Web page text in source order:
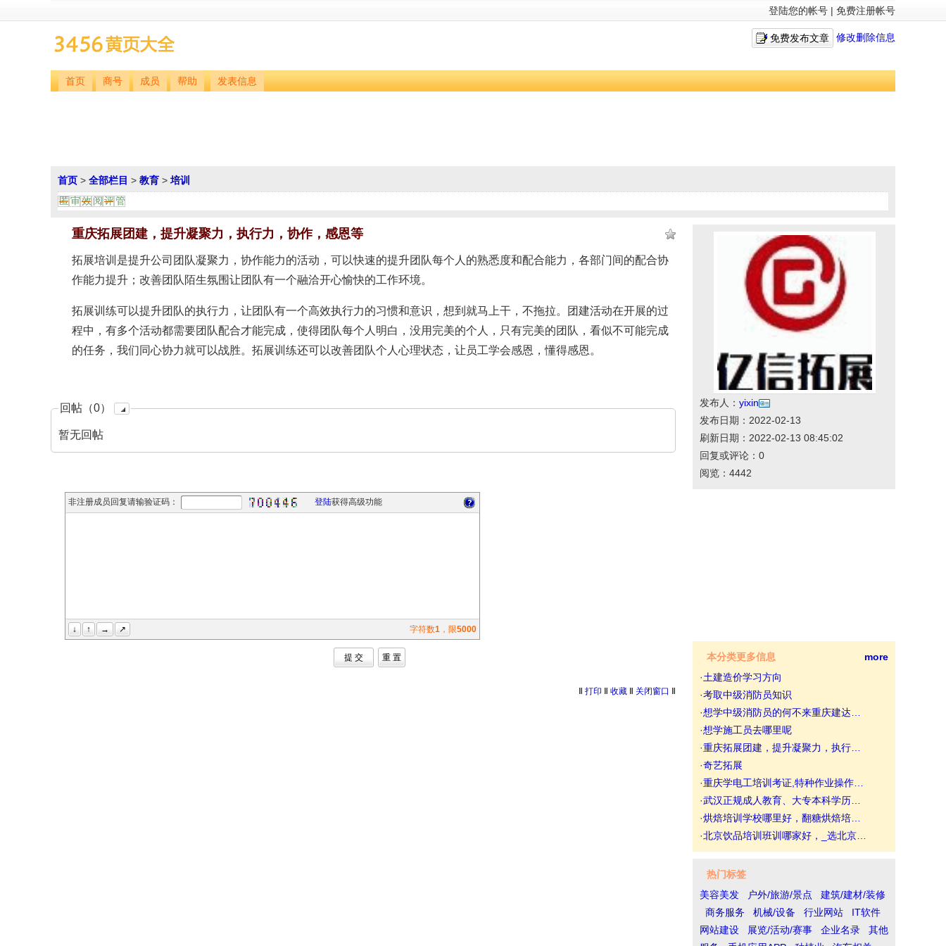
登陆您的帐号 | 免费注册帐号
免费发布文章 修改删除信息
首页 商号 成员 帮助 发表信息
首页 > 全部栏目 > 教育 >培训
匿 审 效 阅 评 管
重庆拓展团建，提升凝聚力，执行力，协作，感恩等
拓展培训是提升公司团队凝聚力，协作能力的活动，可以快速的提升团队每个人的熟悉度和配合能力，各部门间的配合协
作能力提升；改善团队陌生氛围让团队有一个融洽开心愉快的工作环境。
拓展训练可以提升团队的执行力，让团队有一个高效执行力的习惯和意识，想到就马上干，不拖拉。团建活动在开展的过
程中，有多个活动都需要团队配合才能完成，使得团队每个人明白，没用完美的个人，只有完美的团队，看似不可能完成
的任务，我们同心协力就可以战胜。拓展训练还可以改善团队个人心理状态，让员工学会感恩，懂得感恩。
回帖（0）
暂无回帖
非注册成员回复请输验证码： 登陆获得高级功能
字符数1 ，限5000
↓ ↑ → ↗
提 交 重 置
‖ 打印 ‖ 收藏 ‖ 关闭窗口 ‖
发布人： yixin
发布日期：2022-02-13
刷新日期：2022-02-13 08:45:02
回复或评论：0
阅览：4442
more
本分类更多信息
·土建造价学习方向
·考取中级消防员知识
·想学中级消防员的何不来重庆建达…
·想学施工员去哪里呢
·重庆拓展团建，提升凝聚力，执行…
·奇艺拓展
·重庆学电工培训考证,特种作业操作…
·武汉正规成人教育、大专本科学历…
·烘焙培训学校哪里好，翻糖烘焙培…
·北京饮品培训班训哪家好，_选北京…
热门标签
美容美发
户外/旅游/景点
建筑/建材/装修
商务服务
机械/设备 行业网站
IT软件
网站建设
展览/活动/赛事 企业名录
其他